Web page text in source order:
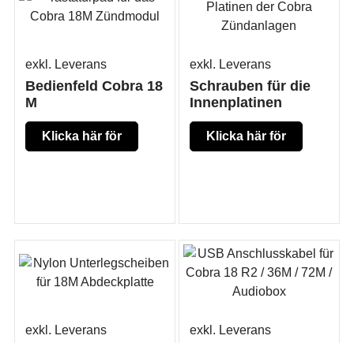
exkl. Leverans
Bedienfeld Cobra 18
M
Klicka här för
exkl. Leverans
Schrauben für die
Innenplatinen
Klicka här för
exkl. Leverans exkl. Leverans